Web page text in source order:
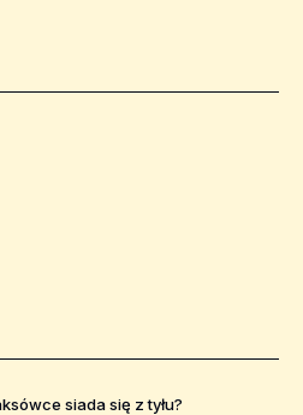
siada się z tyłu?